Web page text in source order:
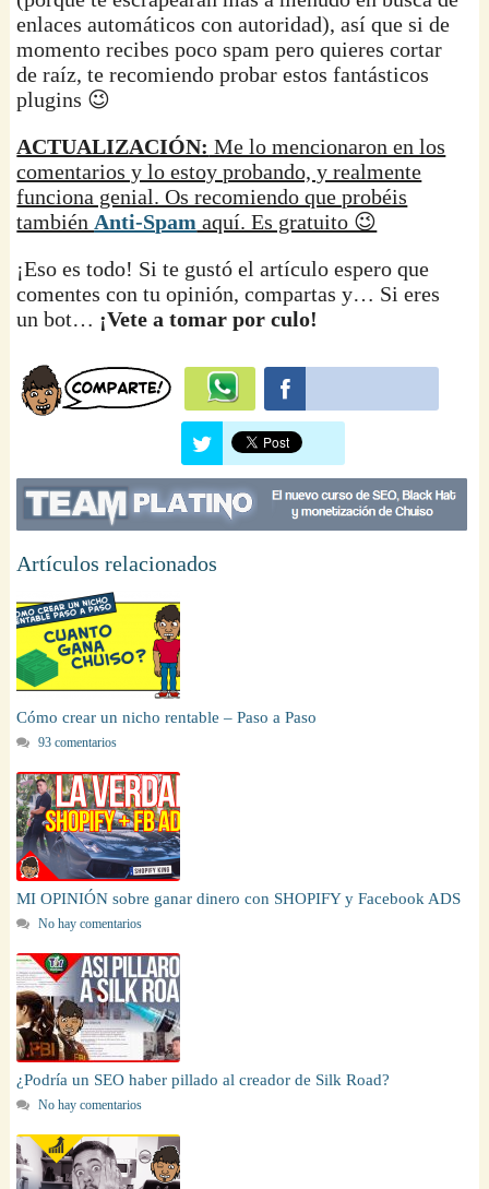
enlaces automáticos con autoridad), así que si de
momento recibes poco spam pero quieres cortar
de raíz, te recomiendo probar estos fantásticos
plugins 😉
ACTUALIZACIÓN: Me lo mencionaron en los
comentarios y lo estoy probando, y realmente
funciona genial. Os recomiendo que probéis
tambiénAnti-Spam aquí. Es gratuito 😉
¡Eso es todo! Si te gustó el artículo espero que
comentes con tu opinión, compartas y… Si eres
un bot… ¡Vete a tomar por culo!
Artículos relacionados
Cómo crear un nicho rentable – Paso a Paso
93 comentarios
MI OPINIÓN sobre ganar dinero con SHOPIFY y Facebook ADS
No hay comentarios
¿Podría un SEO haber pillado al creador de Silk Road?
No hay comentarios